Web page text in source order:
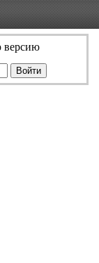
версию